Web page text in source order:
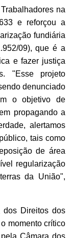
na
e reforçou a
fundiária
09), que é a
e fazer justiça
"Esse projeto
denunciado
o objetivo de
propagando a
alertamos
tais como
de área
regularização
da União",
dos Direitos dos
momento crítico